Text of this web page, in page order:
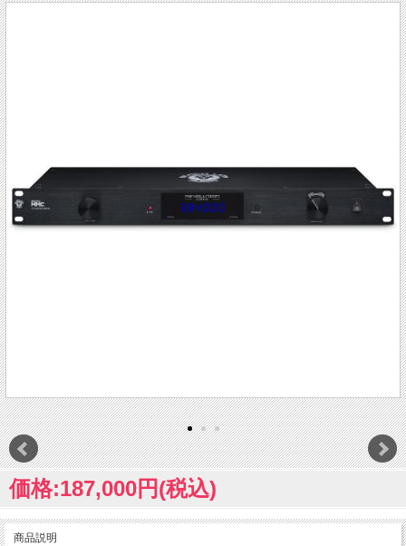
価格:187,000円(税込)
商品説明